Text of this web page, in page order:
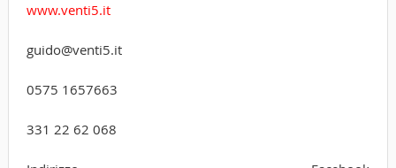
www.venti5.it
guido@venti5.it
0575 1657663
331 22 62 068